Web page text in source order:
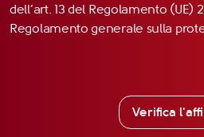
dell’art. 13 del Regolamento (UE)
Regolamento generale sulla
Verifica